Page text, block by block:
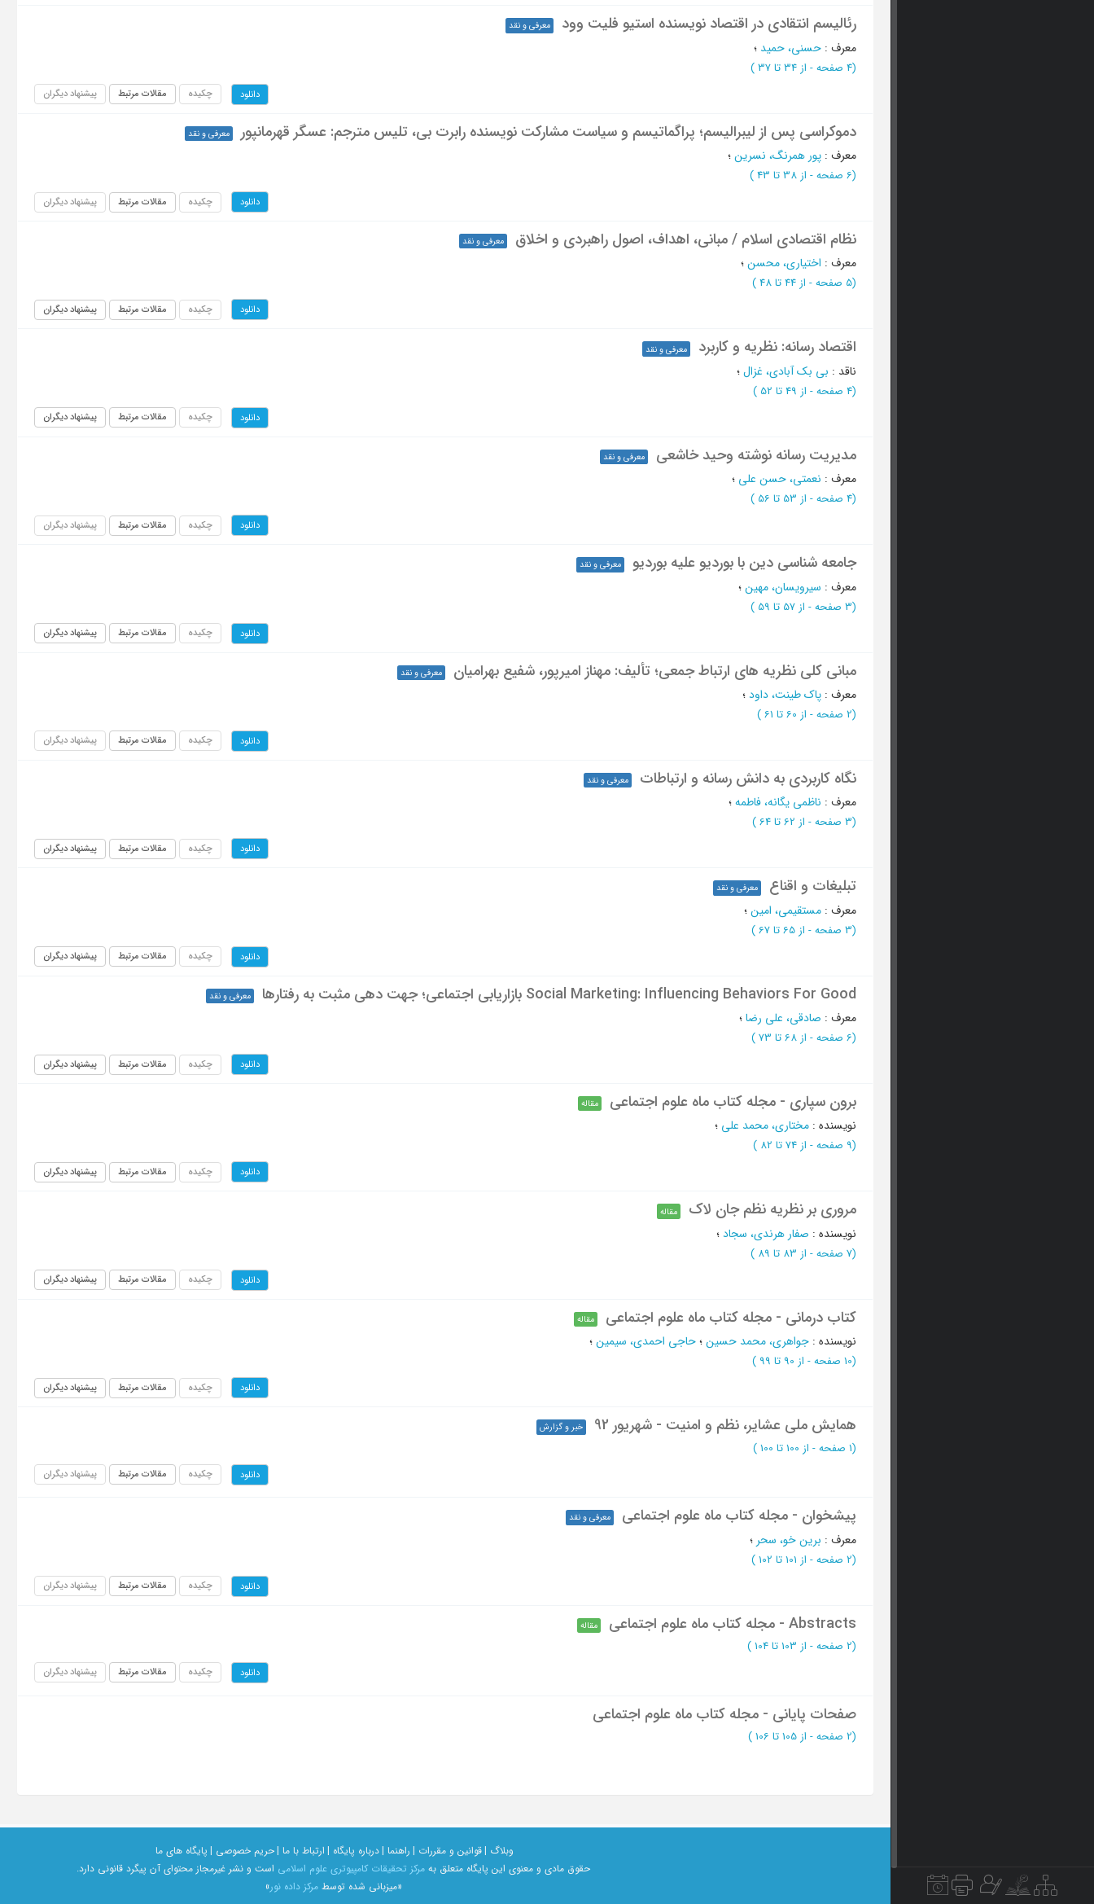
رئالیسم انتقادی در اقتصاد نویسنده استیو فلیت وود معرفی و نقد
معرف : حسنی، حمید ؛
(‎4 صفحه - از 34 تا 37 )
دانلود چکیده مقالات مرتبط پیشنهاد دیگران
دموکراسی پس از لیبرالیسم؛ پراگماتیسم و سیاست مشارکت نویسنده رابرت بی، تلیس مترجم: عسگر قهرمانپور معرفی و نقد
معرف : پور همرنگ، نسرین؛
(‎6 صفحه - از 38 تا 43 )
دانلود چکیده مقالات مرتبط پیشنهاد دیگران
نظام اقتصادی اسلام / مبانی، اهداف، اصول راهبردی و اخلاق معرفی و نقد
معرف : اختیاری، محسن؛
(‎5 صفحه - از 44 تا 48 )
دانلود چکیده مقالات مرتبط پیشنهاد دیگران
اقتصاد رسانه: نظریه و کاربرد معرفی و نقد
ناقد : بی بک آبادی، غزال؛
(‎4 صفحه - از 49 تا 52 )
دانلود چکیده مقالات مرتبط پیشنهاد دیگران
مدیریت رسانه نوشته وحید خاشعی معرفی و نقد
معرف : نعمتی، حسن علی ؛
(‎4 صفحه - از 53 تا 56 )
دانلود چکیده مقالات مرتبط پیشنهاد دیگران
جامعه شناسی دین با بوردیو علیه بوردیو معرفی و نقد
معرف : سیرویسان، مهین؛
(‎3 صفحه - از 57 تا 59 )
دانلود چکیده مقالات مرتبط پیشنهاد دیگران
مبانی کلی نظریه های ارتباط جمعی؛ تألیف: مهناز امیرپور، شفیع بهرامیان معرفی و نقد
معرف : پاک طینت، داود؛
(‎2 صفحه - از 60 تا 61 )
دانلود چکیده مقالات مرتبط پیشنهاد دیگران
نگاه کاربردی به دانش رسانه و ارتباطات معرفی و نقد
معرف : ناظمی یگانه، فاطمه؛
(‎3 صفحه - از 62 تا 64 )
دانلود چکیده مقالات مرتبط پیشنهاد دیگران
تبلیغات و اقناع معرفی و نقد
معرف : مستقیمی، امین؛
(‎3 صفحه - از 65 تا 67 )
دانلود چکیده مقالات مرتبط پیشنهاد دیگران
Social Marketing: Influencing Behaviors For Good بازاریابی اجتماعی؛ جهت دهی مثبت به رفتارها معرفی و نقد
معرف : صادقی، علی رضا؛
(‎6 صفحه - از 68 تا 73 )
دانلود چکیده مقالات مرتبط پیشنهاد دیگران
برون سپاری - مجله کتاب ماه علوم اجتماعی مقاله
نویسنده : مختاری، محمد علی ؛
(‎9 صفحه - از 74 تا 82 )
دانلود چکیده مقالات مرتبط پیشنهاد دیگران
مروری بر نظریه نظم جان لاک مقاله
نویسنده : صفار هرندی، سجاد؛
(‎7 صفحه - از 83 تا 89 )
دانلود چکیده مقالات مرتبط پیشنهاد دیگران
کتاب درمانی - مجله کتاب ماه علوم اجتماعی مقاله
نویسنده : جواهری، محمد حسین؛حاجی احمدی، سیمین؛
(‎10 صفحه - از 90 تا 99 )
دانلود چکیده مقالات مرتبط پیشنهاد دیگران
همایش ملی عشایر، نظم و امنیت - شهریور 92 خبر و گزارش
(‎1 صفحه - از 100 تا 100 )
دانلود چکیده مقالات مرتبط پیشنهاد دیگران
پیشخوان - مجله کتاب ماه علوم اجتماعی معرفی و نقد
معرف : برین خو، سحر ؛
(‎2 صفحه - از 101 تا 102 )
دانلود چکیده مقالات مرتبط پیشنهاد دیگران
Abstracts - مجله کتاب ماه علوم اجتماعی مقاله
(‎2 صفحه - از 103 تا 104 )
دانلود چکیده مقالات مرتبط پیشنهاد دیگران
صفحات پایانی - مجله کتاب ماه علوم اجتماعی
(‎2 صفحه - از 105 تا 106 )
وبلاگ |قوانین و مقررات | راهنما |درباره پایگاه | ارتباط با ما |حریم خصوصی | پایگاه های ما
حقوق مادی و معنوی اين پايگاه متعلق به مرکز تحقیقات کامپیوتری علوم اسلامی است و نشر غیرمجاز محتوای آن پیگرد قانونی دارد.
«میزبانی شده توسطمرکز داده نور»